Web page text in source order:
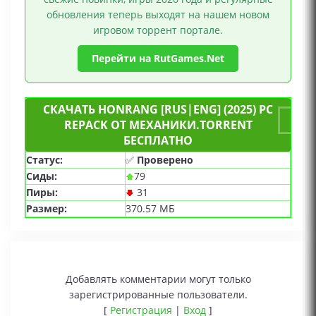
обновления теперь выходят на нашем новом
игровом торрент портале.
Перейти на RutGames.Net
СКАЧАТЬ HONRANG [RUS|ENG] (2025) PC
REPACK ОТ МЕХАНИКИ.TORRENT
БЕСПЛАТНО
Статус: ✅ Проверено
Сиды:
79
Пиры:
31
Размер:
370.57 МБ
Добавлять комментарии могут только
зарегистрированные пользователи.
[ Регистрация | Вход ]